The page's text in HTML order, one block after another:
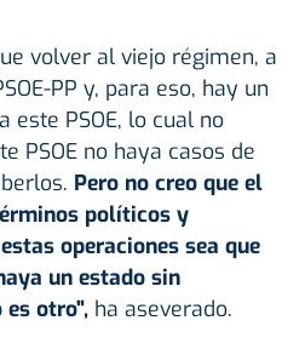
volver al viejo régimen, a
PP y, para eso, hay un
este PSOE, lo cual no
PSOE no haya casos de
Pero no creo que el
políticos y
operaciones sea que
un estado sin
otro", ha aseverado.